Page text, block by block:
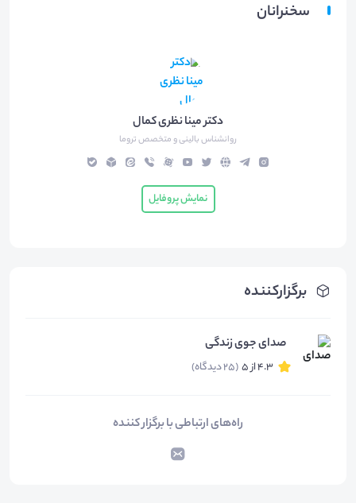
برگزارکننده
صدای جوی زندگی
4.3 از 5 (25 دیدگاه)
راه‌های ارتباطی با برگزار کننده
سخنرانان
دکتر مینا نظری کمال
روانشناس بالینی و متخصص تروما
نمایش پروفایل